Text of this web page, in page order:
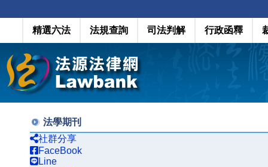
精選六法 法規查詢 司法判解 行政函釋
法學期刊
社群分享
FaceBook
Line